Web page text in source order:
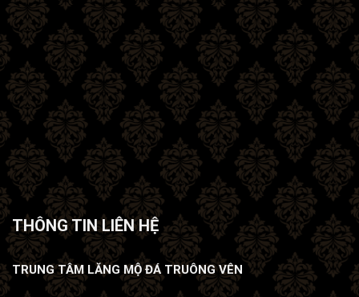
THÔNG TIN LIÊN HỆ
TRUNG TÂM LĂNG MỘ ĐÁ TRUÔNG VÊN